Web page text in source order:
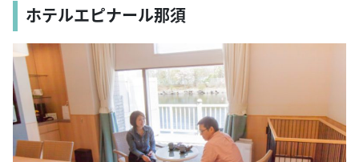
ホテルエピナール那須